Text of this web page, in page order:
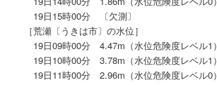
19日15時00分 〔欠測〕
［荒瀬〔うきは市〕の水位］
19日09時00分 4.47m（水位危険度レベル1）
19日10時00分 3.78m（水位危険度レベル1）
19日11時00分 2.96m（水位危険度レベル0）